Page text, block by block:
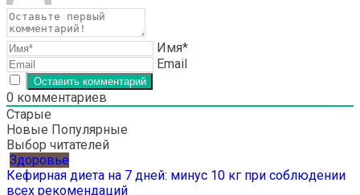
Имя*
Email
0 комментариев
Старые
Новые Популярные
Выбор читателей
Здоровье
Кефирная диета на 7 дней: минус 10 кг при соблюдении
всех рекомендаций